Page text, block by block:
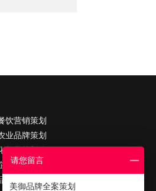
饮营销策划
业品牌策划
妆品策划公司
业战略怎么做
牌定位怎么做
请您留言
美御品牌全案策划